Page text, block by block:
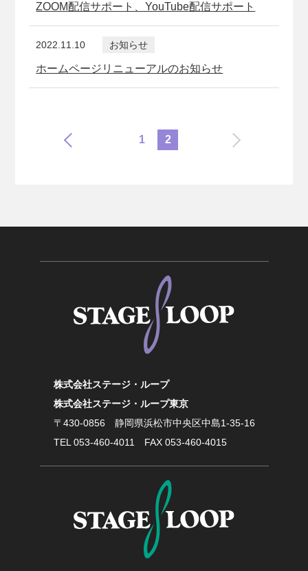
ZOOM配信サポート、YouTube配信サポート
2022.11.10 お知らせ
ホームページリニューアルのお知らせ
1 2
株式会社ステージ・ループ
株式会社ステージ・ループ東京
〒430-0856
静岡県浜松市中央区中島1-35-16
TEL053-460-4011 FAX 053-460-4015